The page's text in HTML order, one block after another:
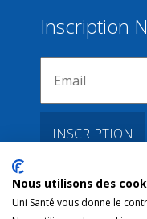
Inscription
Liens
Nous utilisons des
Uni Santé vous donne le